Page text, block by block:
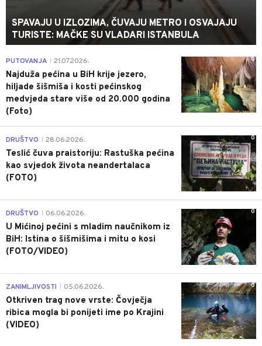
SPAVAJU U IZLOZIMA, ČUVAJU METRO I OSVAJAJU
TURISTE: MAČKE SU VLADARI ISTANBULA
0
PUTOVANJA 21.07.2026.
Najduža pećina u BiH krije jezero,
hiljade šišmiša i kosti pećinskog
medvjeda stare više od 20.000 godina
(Foto)
0
DRUŠTVO 28.06.2026.
Teslić čuva praistoriju: Rastuška pećina
kao svjedok života neandertalaca
(FOTO)
0
DRUŠTVO 06.06.2026.
U Mićinoj pećini s mladim naučnikom iz
BiH: Istina o šišmišima i mitu o kosi
(FOTO/VIDEO)
0
ZANIMLJIVOSTI 05.06.2026.
Otkriven trag nove vrste: Čovječja
ribica mogla bi ponijeti ime po Krajini
(VIDEO)